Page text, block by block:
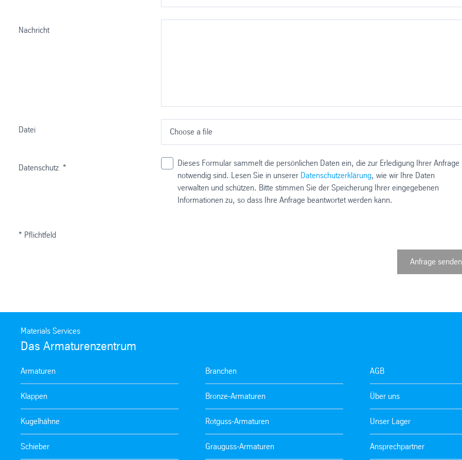
Nachricht
Datei Choose a file
Datenschutz *
Dieses Formular sammelt die persönlichen Daten ein, die zur Erledigung Ihrer Anfrage
notwendig sind. Lesen Sie in unserer Datenschutzerklärung, wie wir Ihre Daten
verwalten und schützen. Bitte stimmen Sie der Speicherung Ihrer eingegebenen
Informationen zu, so dass Ihre Anfrage beantwortet werden kann.
* Pflichtfeld
Anfrage senden
Materials Services
Das Armaturenzentrum
Armaturen
Klappen
Kugelhähne
Schieber
Branchen
Bronze-Armaturen
Rotguss-Armaturen
Grauguss-Armaturen
AGB
Über uns
Unser Lager
Ansprechpartner